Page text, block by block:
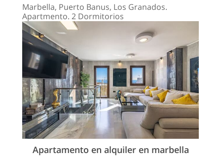
Marbella, Puerto Banus, Los Granados.
Apartmento. 2 Dormitorios
Apartamento en alquiler en marbella